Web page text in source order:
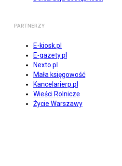
PARTNERZY
E-kiosk.pl
E-gazety.pl
Nexto.pl
Mała księgowość
Kancelarierp.pl
Wieści Rolnicze
Życie Warszawy